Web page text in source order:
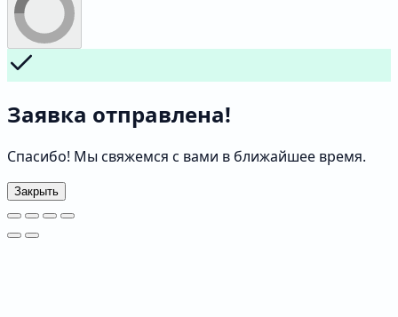
Заявка отправлена!
Спасибо! Мы свяжемся с вами в ближайшее время.
Закрыть